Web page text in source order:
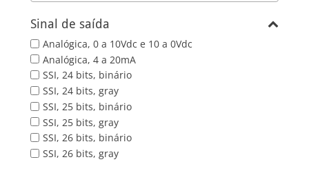
Sinal de saída
Analógica, 0 a 10Vdc e 10 a 0Vdc
Analógica, 4 a 20mA
SSI, 24 bits, binário
SSI, 24 bits, gray
SSI, 25 bits, binário
SSI, 25 bits, gray
SSI, 26 bits, binário
SSI, 26 bits, gray